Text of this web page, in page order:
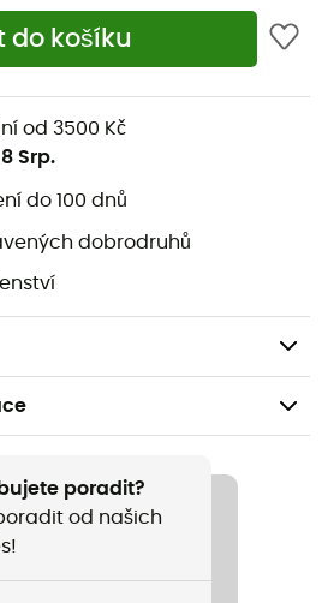
do košíku
od 3500 Kč
Srp.
do 100 dnů
dobrodruhů
pro kostky ledu, vybavenou
hrdlem pro snadné
na cestách.
silikonovou tryskou pro
připojené k lahvi
/ Běžné použití
poradit?
od našich